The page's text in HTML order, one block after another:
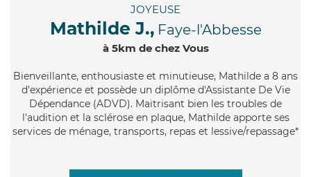
JOYEUSE
Mathilde J., Faye-l'Abbesse
à 5km de chez Vous
Bienveillante, enthousiaste et minutieuse, Mathilde a 8 ans
d'expérience et possède un diplôme d'Assistante De Vie
Dépendance (ADVD). Maitrisant bien les troubles de
l'audition et la sclérose en plaque, Mathilde apporte ses
services de ménage, transports, repas et lessive/repassage*